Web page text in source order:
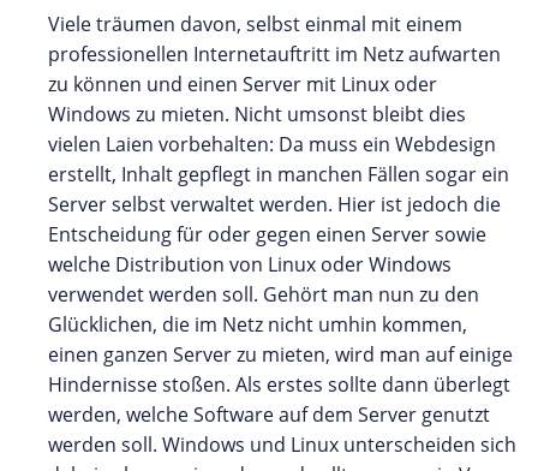
Viele träumen davon, selbst einmal mit einem
professionellen Internetauftritt im Netz aufwarten
zu können und einen Server mit Linux oder
Windows zu mieten. Nicht umsonst bleibt dies
vielen Laien vorbehalten: Da muss ein Webdesign
erstellt, Inhalt gepflegt in manchen Fällen sogar ein
Server selbst verwaltet werden. Hier ist jedoch die
Entscheidung für oder gegen einen Server sowie
welche Distribution von Linux oder Windows
verwendet werden soll. Gehört man nun zu den
Glücklichen, die im Netz nicht umhin kommen,
einen ganzen Server zu mieten, wird man auf einige
Hindernisse stoßen. Als erstes sollte dann überlegt
werden, welche Software auf dem Server genutzt
werden soll. Windows und Linux unterscheiden sich